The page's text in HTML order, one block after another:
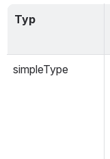
Typ
simpleType